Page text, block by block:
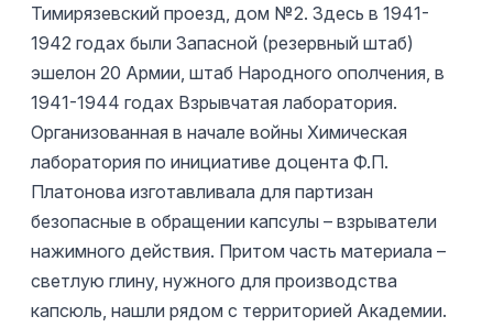
Тимирязевский проезд, дом №2. Здесь в 1941-
1942 годах были Запасной (резервный штаб)
эшелон 20 Армии, штаб Народного ополчения, в
1941-1944 годах Взрывчатая лаборатория.
Организованная в начале войны Химическая
лаборатория по инициативе доцента Ф.П.
Платонова изготавливала для партизан
безопасные в обращении капсулы – взрыватели
нажимного действия. Притом часть материала –
светлую глину, нужного для производства
капсюль, нашли рядом с территорией Академии.